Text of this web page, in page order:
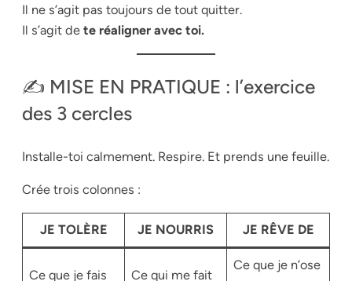
Il ne s’agit pas toujours de tout quitter.
Il s’agit de te réaligner avec toi.
✍️ MISE EN PRATIQUE : l’exercice
des 3 cercles
Installe-toi calmement. Respire. Et prends une feuille.
Crée trois colonnes :
JE TOLÈRE JE NOURRIS JE RÊVE DE
Ce que je fais
Ce qui me fait
Ce que je n’ose